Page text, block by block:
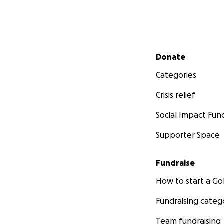
Secondary menu
Donate
Categories
Crisis relief
Social Impact
Supporter Space
Fundraise
How to start a
Fundraising
Team fundraising